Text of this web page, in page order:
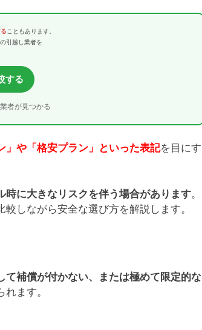
こともあります。
引越し業者を
する
者が見つかる
」や「格安プラン」といった表記を目にす
時に大きなリスクを伴う場合があります。
較しながら安全な選び方を解説します。
て補償が付かない、または極めて限定的な
ます。